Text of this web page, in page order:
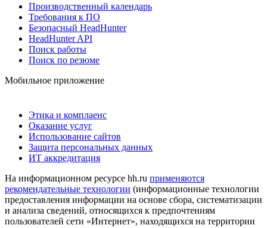
Производственный календарь
Требования к ПО
Безопасный HeadHunter
HeadHunter API
Поиск работы
Поиск по резюме
Мобильное приложение
Этика и комплаенс
Оказание услуг
Использование сайтов
Защита персональных данных
ИТ аккредитация
На информационном ресурсе hh.ru применяются
рекомендательные технологии (информационные технологии
предоставления информации на основе сбора, систематизации
и анализа сведений, относящихся к предпочтениям
пользователей сети «Интернет», находящихся на территории